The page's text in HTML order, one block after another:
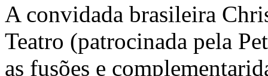
A convidada brasileira
Teatro (patrocinada pela
as fusões e